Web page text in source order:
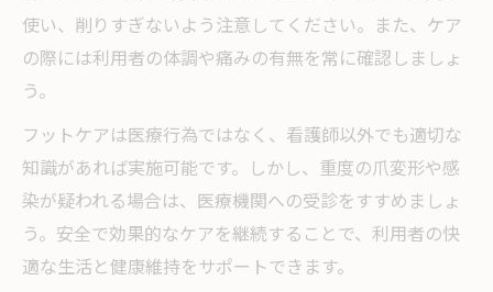
使い、削りすぎないよう注意してください。また、ケア
の際には利用者の体調や痛みの有無を常に確認しましょ
う。
フットケアは医療行為ではなく、看護師以外でも適切な
知識があれば実施可能です。しかし、重度の爪変形や感
染が疑われる場合は、医療機関への受診をすすめましょ
う。安全で効果的なケアを継続することで、利用者の快
適な生活と健康維持をサポートできます。